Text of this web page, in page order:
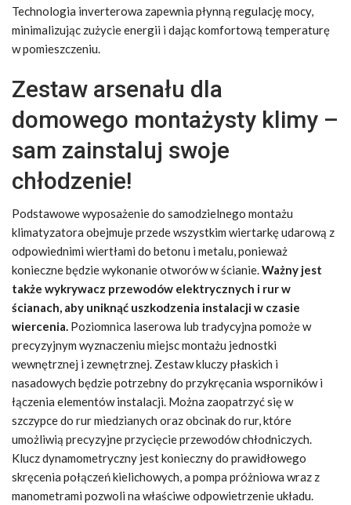
Technologia inverterowa zapewnia płynną regulację mocy,
minimalizując zużycie energii i dając komfortową temperaturę
w pomieszczeniu.
Zestaw arsenału dla
domowego montażysty klimy –
sam zainstaluj swoje
chłodzenie!
Podstawowe wyposażenie do samodzielnego montażu
klimatyzatora obejmuje przede wszystkim wiertarkę udarową z
odpowiednimi wiertłami do betonu i metalu, ponieważ
konieczne będzie wykonanie otworów w ścianie.Ważny jest
także wykrywacz przewodów elektrycznych i rur w
ścianach, aby uniknąć uszkodzenia instalacji w czasie
wiercenia. Poziomnica laserowa lub tradycyjna pomoże w
precyzyjnym wyznaczeniu miejsc montażu jednostki
wewnętrznej i zewnętrznej. Zestaw kluczy płaskich i
nasadowych będzie potrzebny do przykręcania wsporników i
łączenia elementów instalacji. Można zaopatrzyć się w
szczypce do rur miedzianych oraz obcinak do rur, które
umożliwią precyzyjne przycięcie przewodów chłodniczych.
Klucz dynamometryczny jest konieczny do prawidłowego
skręcenia połączeń kielichowych, a pompa próżniowa wraz z
manometrami pozwoli na właściwe odpowietrzenie układu.